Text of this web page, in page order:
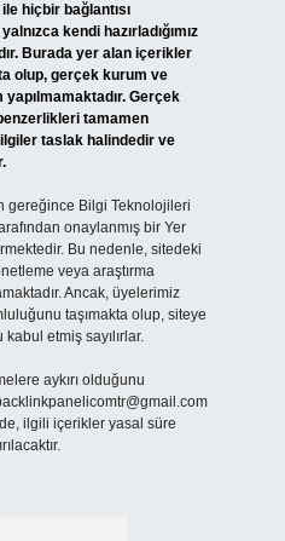
hiçbir bağlantısı
kendi hazırladığımız
Burada yer alan içerikler
olup, gerçek kurum ve
yapılmamaktadır. Gerçek
tamamen
taslak halindedir ve
gereğince Bilgi Teknolojileri
onaylanmış bir Yer
Bu nedenle, sitedeki
veya araştırma
Ancak, üyelerimiz
taşımakta olup, siteye
etmiş sayılırlar.
aykırı olduğunu
ilgili içerikler yasal süre